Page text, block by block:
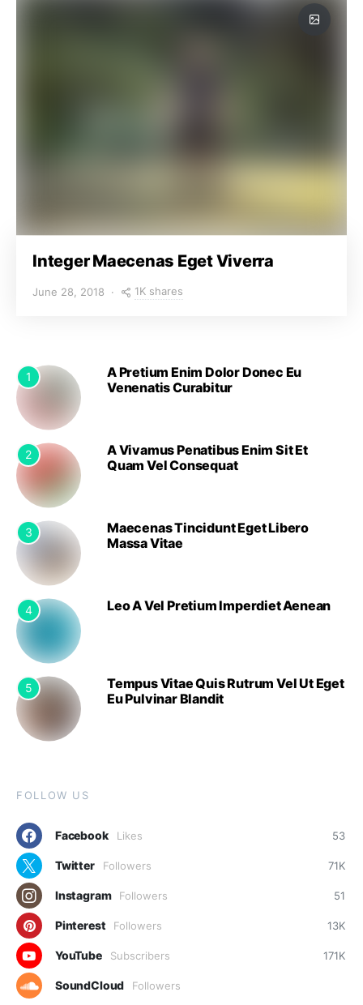
Integer Maecenas Eget Viverra
June 28, 2018 1K shares
1
A Pretium Enim Dolor Donec Eu
Venenatis Curabitur
2
A Vivamus Penatibus Enim Sit Et
Quam Vel Consequat
3
Maecenas Tincidunt Eget Libero
Massa Vitae
4 Leo A Vel Pretium Imperdiet Aenean
5
Tempus Vitae Quis Rutrum Vel Ut Eget
Eu Pulvinar Blandit
FOLLOW US
Facebook 53
Likes
Twitter 71K
Followers
Instagram 51
Followers
Pinterest 13K
Followers
YouTube 171K
Subscribers
SoundCloud Followers